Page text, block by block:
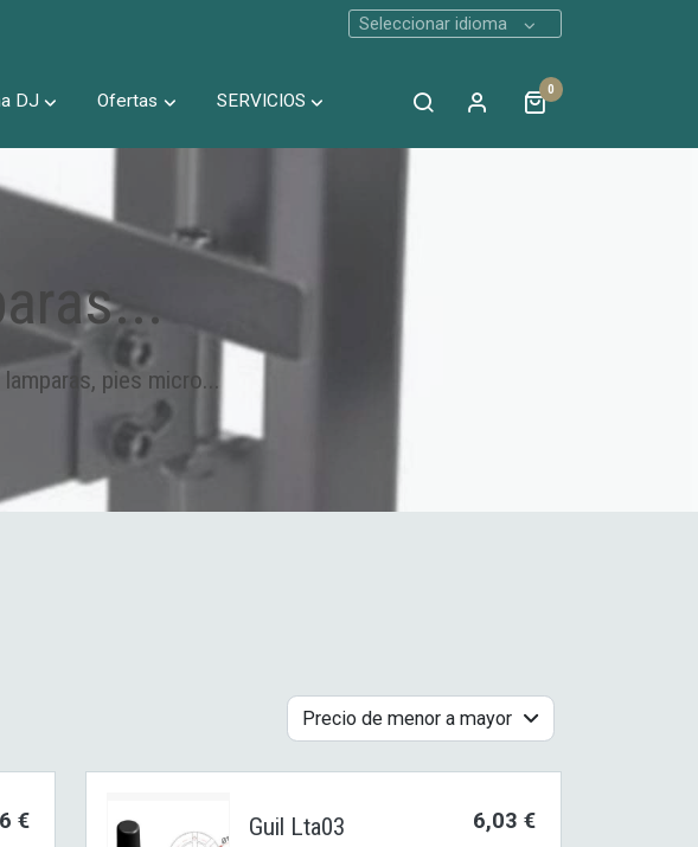
Seleccionar idioma
DJ Ofertas SERVICIOS
0
pies micro...
Precio de menor a mayor
€ Guil Lta03 6,03 €